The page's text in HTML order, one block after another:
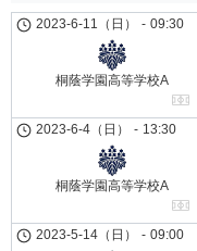
2023-6-11（日） - 09:30
桐蔭学園高等学校A
2023-6-4（日） - 13:30
桐蔭学園高等学校A
2023-5-14（日） - 09:00